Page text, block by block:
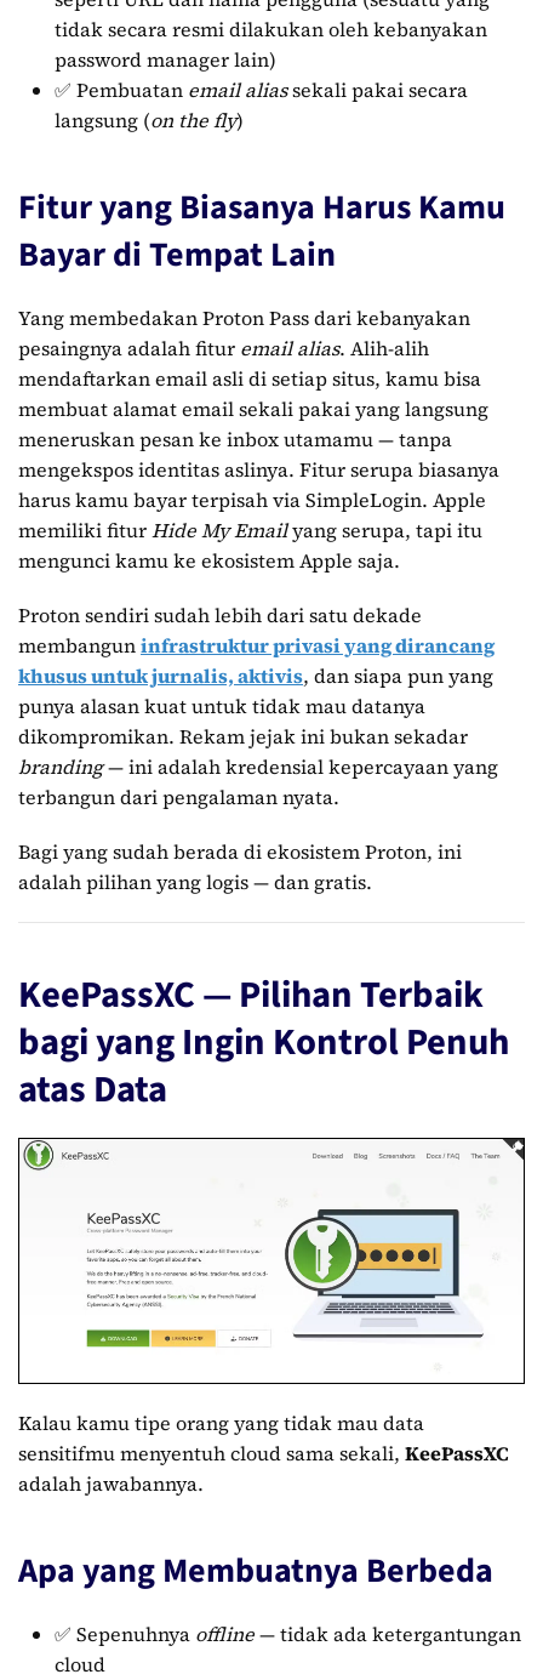
tidak secara resmi dilakukan oleh kebanyakan
password manager lain)
✅ Pembuatan email aliassekali pakai secara
langsung (on the fly)
Fitur yang Biasanya Harus Kamu
Bayar di Tempat Lain
Yang membedakan Proton Pass dari kebanyakan
pesaingnya adalah fitur email alias. Alih-alih
mendaftarkan email asli di setiap situs, kamu bisa
membuat alamat email sekali pakai yang langsung
meneruskan pesan ke inbox utamamu — tanpa
mengekspos identitas aslinya. Fitur serupa biasanya
harus kamu bayar terpisah via SimpleLogin. Apple
memiliki fiturHide My Emailyang serupa, tapi itu
mengunci kamu ke ekosistem Apple saja.
Proton sendiri sudah lebih dari satu dekade
membanguninfrastruktur privasi yang dirancang
khusus untuk jurnalis, aktivis, dan siapa pun yang
punya alasan kuat untuk tidak mau datanya
dikompromikan. Rekam jejak ini bukan sekadar
branding— ini adalah kredensial kepercayaan yang
terbangun dari pengalaman nyata.
Bagi yang sudah berada di ekosistem Proton, ini
adalah pilihan yang logis — dan gratis.
KeePassXC — Pilihan Terbaik
bagi yang Ingin Kontrol Penuh
atas Data
Kalau kamu tipe orang yang tidak mau data
sensitifmu menyentuh cloud sama sekali, KeePassXC
adalah jawabannya.
Apa yang Membuatnya Berbeda
✅ Sepenuhnya offline— tidak ada ketergantungan
cloud